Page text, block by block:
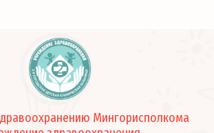
Мингорисполкома